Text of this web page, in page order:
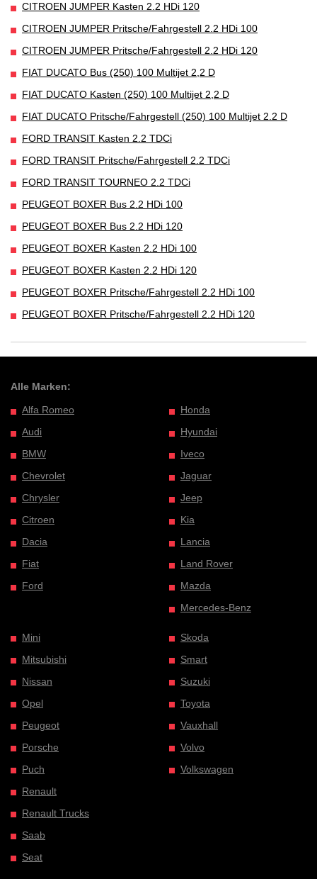
CITROEN JUMPER Kasten 2.2 HDi 120
CITROEN JUMPER Pritsche/Fahrgestell 2.2 HDi 100
CITROEN JUMPER Pritsche/Fahrgestell 2.2 HDi 120
FIAT DUCATO Bus (250) 100 Multijet 2,2 D
FIAT DUCATO Kasten (250) 100 Multijet 2,2 D
FIAT DUCATO Pritsche/Fahrgestell (250) 100 Multijet 2.2 D
FORD TRANSIT Kasten 2.2 TDCi
FORD TRANSIT Pritsche/Fahrgestell 2.2 TDCi
FORD TRANSIT TOURNEO 2.2 TDCi
PEUGEOT BOXER Bus 2.2 HDi 100
PEUGEOT BOXER Bus 2.2 HDi 120
PEUGEOT BOXER Kasten 2.2 HDi 100
PEUGEOT BOXER Kasten 2.2 HDi 120
PEUGEOT BOXER Pritsche/Fahrgestell 2.2 HDi 100
PEUGEOT BOXER Pritsche/Fahrgestell 2.2 HDi 120
Alle Marken:
Alfa Romeo
Audi
BMW
Chevrolet
Chrysler
Citroen
Dacia
Fiat
Ford
Honda
Hyundai
Iveco
Jaguar
Jeep
Kia
Lancia
Land Rover
Mazda
Mercedes-Benz
Mini
Mitsubishi
Nissan
Opel
Peugeot
Porsche
Puch
Renault
Renault Trucks
Saab
Seat
Skoda
Smart
Suzuki
Toyota
Vauxhall
Volvo
Volkswagen